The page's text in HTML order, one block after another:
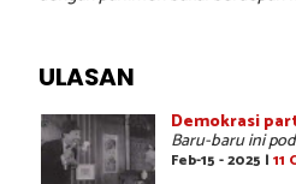
ULASAN
Demokrasi
Baru-baru ini
Feb-15 - 2025 | 11